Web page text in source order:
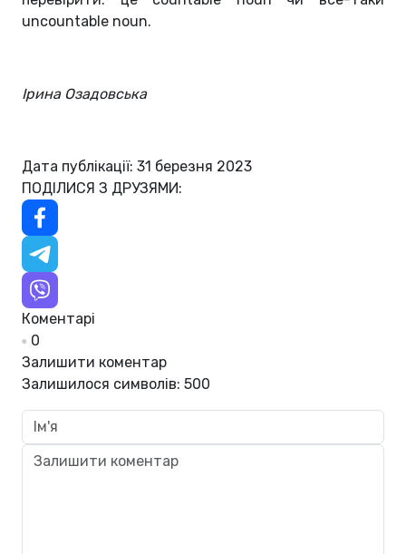
uncountable noun.
Ірина Озадовська
Дата публікації: 31 березня 2023
ПОДІЛИСЯ З ДРУЗЯМИ:
Коментарі
0
Залишити коментар
Залишилося символів: 500